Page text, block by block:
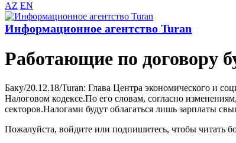
AZ EN
Информационное агентство Turan
Работающие по договору
Баку/20.12.18/Turan: ​Глава Центра экономического и
Налоговом кодексе.По его словам, согласно
секторов.Налогами будут облагаться лишь зарплаты
Пожалуйста, войдите или подпишитесь, чтобы читать